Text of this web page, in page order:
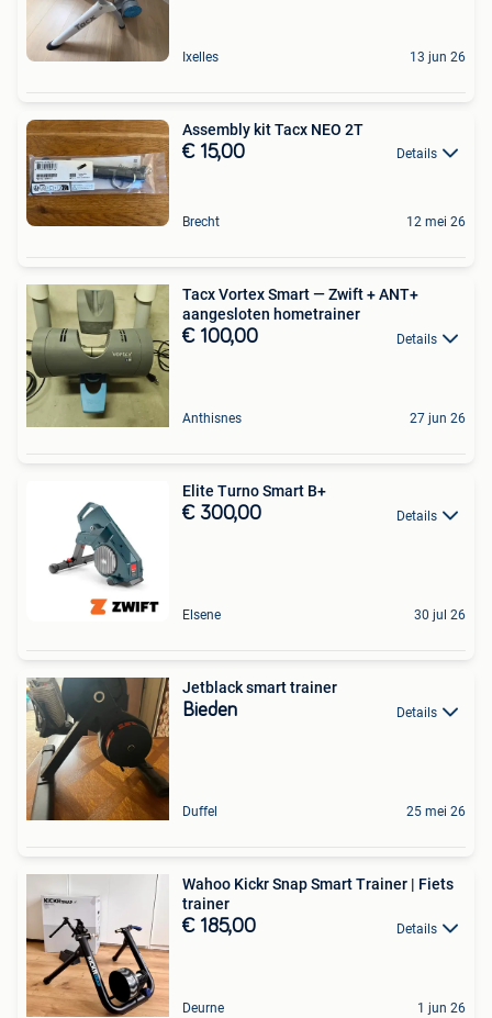
Ixelles 13 jun 26
Assembly kit Tacx NEO 2T
€ 15,00 Details
Brecht 12 mei 26
Tacx Vortex Smart — Zwift + ANT+
aangesloten hometrainer
€ 100,00 Details
Anthisnes 27 jun 26
Elite Turno Smart B+
€ 300,00 Details
Elsene 30 jul 26
Jetblack smart trainer
Bieden Details
Duffel 25 mei 26
Wahoo Kickr Snap Smart Trainer | Fiets
trainer
€ 185,00 Details
Deurne 1 jun 26